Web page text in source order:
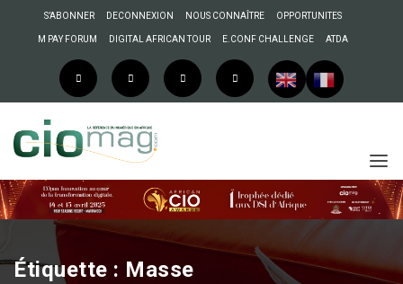
S’ABONNER DECONNEXION NOUS CONNAÎTRE OPPORTUNITES
M PAY FORUM DIGITAL AFRICAN TOUR E.CONF CHALLENGE ATDA
Étiquette : Masse